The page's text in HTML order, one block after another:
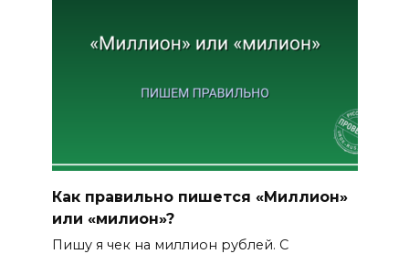
Как правильно пишется «Миллион»
или «милион»?
Пишу я чек на миллион рублей. С